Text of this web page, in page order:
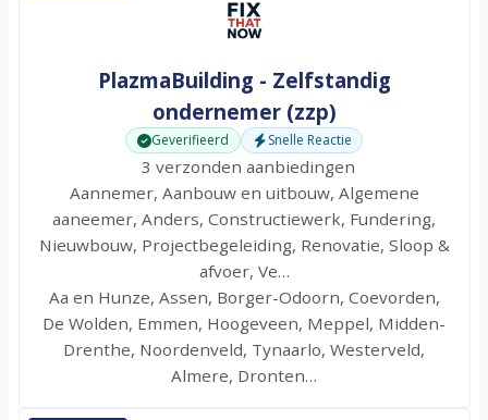
PlazmaBuilding - Zelfstandig
ondernemer (zzp)
Geverifieerd Snelle Reactie
3 verzonden aanbiedingen
Aannemer, Aanbouw en uitbouw, Algemene
aaneemer, Anders, Constructiewerk, Fundering,
Nieuwbouw, Projectbegeleiding, Renovatie, Sloop &
afvoer, Ve…
Aa en Hunze, Assen, Borger-Odoorn, Coevorden,
De Wolden, Emmen, Hoogeveen, Meppel, Midden-
Drenthe, Noordenveld, Tynaarlo, Westerveld,
Almere, Dronten…